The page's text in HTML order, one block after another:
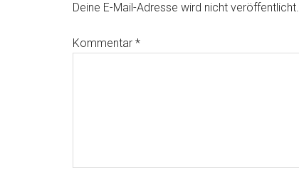
Deine E-Mail-Adresse wird nicht veröffentlicht.
Kommentar *